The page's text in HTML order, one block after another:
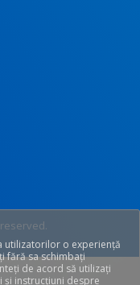
reserved.
utilizatorilor o experiență
fără sa schimbați
de acord să utilizați
și instrucțiuni despre